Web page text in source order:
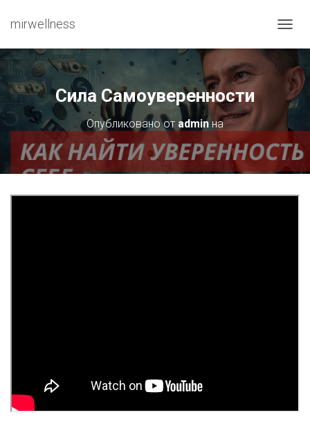
mirwellness
Сила Самоуверенности
Опубликовано от admin на